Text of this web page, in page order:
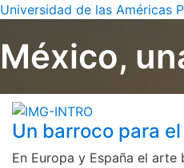
Universidad de las Américas
México,
Un barroco para
En Europa y España el